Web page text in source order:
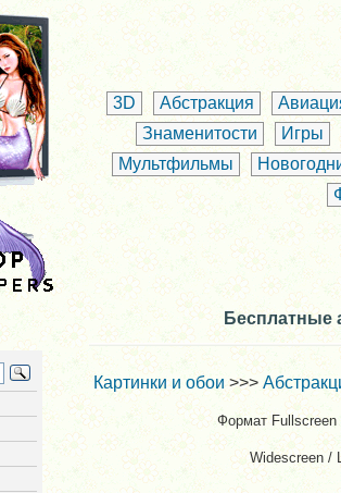
3D Абстракция
Знаменитости
Игры
Мультфильмы
Бесплатные
Картинки и обои>>>
Формат Fullscreen
Widescreen /